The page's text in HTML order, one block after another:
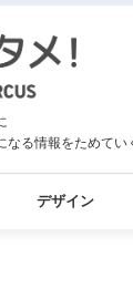
なる情報をためてい
デザイン